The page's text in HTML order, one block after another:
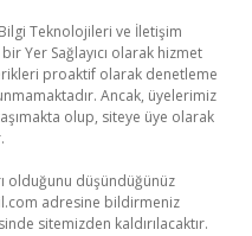
Teknolojileri ve İletişim
Yer Sağlayıcı olarak hizmet
proaktif olarak denetleme
Ancak, üyelerimiz
olup, siteye üye olarak
olduğunu düşündüğünüz
adresine bildirmeniz
sitemizden kaldırılacaktır.